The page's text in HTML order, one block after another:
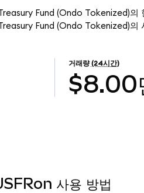
Fund (Ondo Tokenized)의
Fund (Ondo Tokenized)의
거래량 (24시간)
$8.00
사용 방법